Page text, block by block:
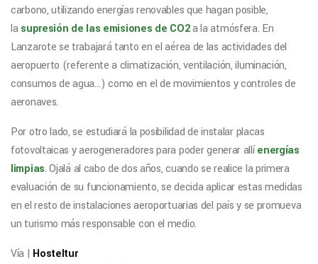
carbono, utilizando energías renovables que hagan posible,
lasupresión de las emisiones de CO2a la atmósfera. En
Lanzarote se trabajará tanto en el aérea de las actividades del
aeropuerto (referente a climatización, ventilación, iluminación,
consumos de agua…) como en el de movimientos y controles de
aeronaves.
Por otro lado, se estudiará la posibilidad de instalar placas
fotovoltaicas y aerogeneradores para poder generar allíenergías
limpias. Ojalá al cabo de dos años, cuando se realice la primera
evaluación de su funcionamiento, se decida aplicar estas medidas
en el resto de instalaciones aeroportuarias del país y se promueva
un turismo más responsable con el medio.
Vía | Hosteltur